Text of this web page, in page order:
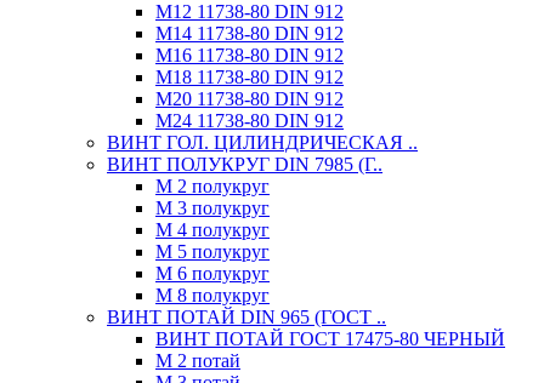
М12 11738-80 DIN 912
М14 11738-80 DIN 912
М16 11738-80 DIN 912
М18 11738-80 DIN 912
М20 11738-80 DIN 912
М24 11738-80 DIN 912
ВИНТ ГОЛ. ЦИЛИНДРИЧЕСКАЯ ..
ВИНТ ПОЛУКРУГ DIN 7985 (Г..
М 2 полукруг
М 3 полукруг
М 4 полукруг
М 5 полукруг
М 6 полукруг
М 8 полукруг
ВИНТ ПОТАЙ DIN 965 (ГОСТ ..
ВИНТ ПОТАЙ ГОСТ 17475-80 ЧЕРНЫЙ
М 2 потай